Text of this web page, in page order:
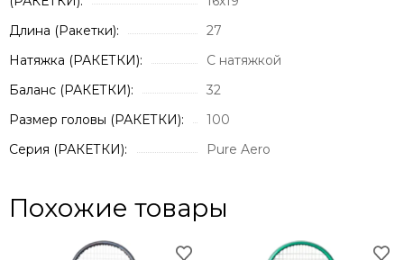
Длина (Ракетки):
27
Натяжка (РАКЕТКИ):
С натяжкой
Баланс (РАКЕТКИ):
32
Размер головы (РАКЕТКИ):
100
Серия (РАКЕТКИ):
Pure Aero
Похожие товары